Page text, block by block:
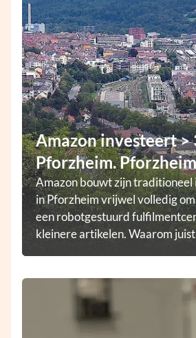
Amazon investeert >
Pforzheim.
Amazon bouwt zijn traditioneel
in Pforzheim vrijwel volledig
een robotgestuurd
kleinere artikelen. Waarom